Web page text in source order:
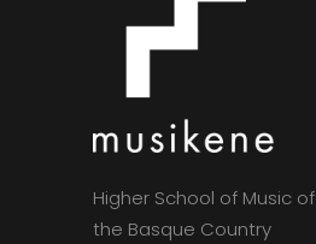
Higher School of Music of
the Basque Country